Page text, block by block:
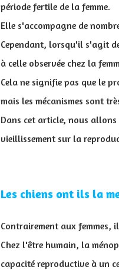
période fertile de la femme.
Elle s'accompagne de
Cependant, lorsqu'il s'agit
à celle observée chez la
Cela ne signifie pas que le
mais les mécanismes sont
Dans cet article, nous
vieillissement sur la
Les chiens ont ils la
Contrairement aux femmes, il
Chez l'être humain, la
capacité reproductive à un